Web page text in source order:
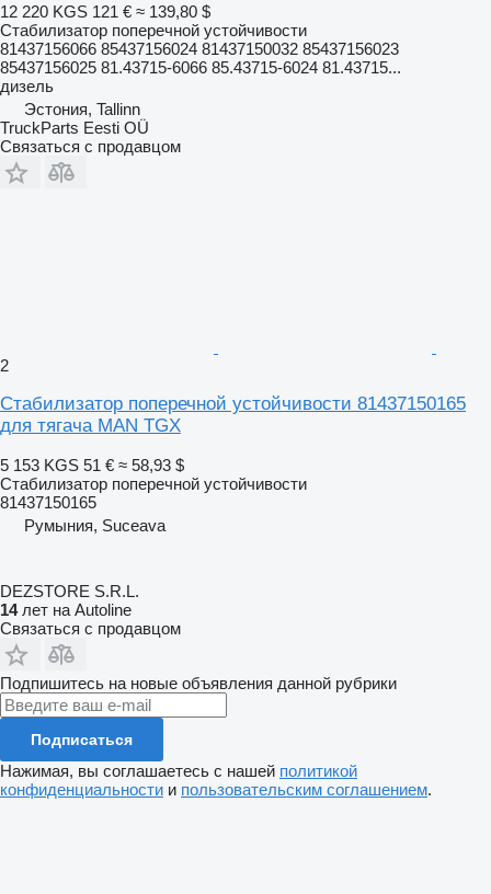
12 220 KGS 121 € ≈ 139,80 $
Стабилизатор поперечной устойчивости
81437156066 85437156024 81437150032 85437156023
85437156025 81.43715-6066 85.43715-6024 81.43715...
дизель
Эстония, Tallinn
TruckParts Eesti OÜ
Связаться с продавцом
2
Стабилизатор поперечной устойчивости 81437150165
для тягача MAN TGX
5 153 KGS 51 € ≈ 58,93 $
Стабилизатор поперечной устойчивости
81437150165
Румыния, Suceava
DEZSTORE S.R.L.
14лет на Autoline
Связаться с продавцом
Подпишитесь на новые объявления данной рубрики
Подписаться
Нажимая, вы соглашаетесь с нашей политикой
конфиденциальности и пользовательским соглашением.